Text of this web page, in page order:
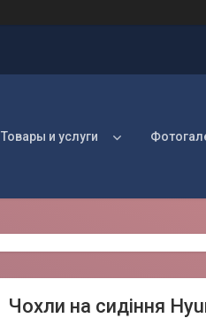
Товары и услуги
Чохли на сидіння